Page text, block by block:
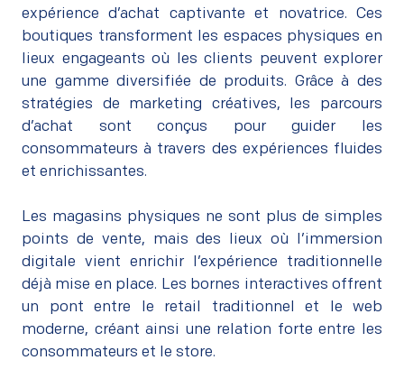
expérience d’achat captivante et novatrice. Ces
boutiques transforment les espaces physiques en
lieux engageants où les clients peuvent explorer
une gamme diversifiée de produits. Grâce à des
stratégies de marketing créatives, les parcours
d’achat sont conçus pour guider les
consommateurs à travers des expériences fluides
et enrichissantes.
Les magasins physiques ne sont plus de simples
points de vente, mais des lieux où l’immersion
digitale vient enrichir l’expérience traditionnelle
déjà mise en place. Les bornes interactives offrent
un pont entre le retail traditionnel et le web
moderne, créant ainsi une relation forte entre les
consommateurs et le store.